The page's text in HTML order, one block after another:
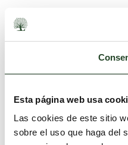
Esta página web usa
Las cookies de este sitio
sobre el uso que haga del